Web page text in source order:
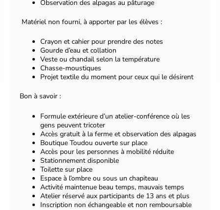
Observation des alpagas au pâturage
Matériel non fourni, à apporter par les élèves :
Crayon et cahier pour prendre des notes
Gourde d’eau et collation
Veste ou chandail selon la température
Chasse-moustiques
Projet textile du moment pour ceux qui le désirent
Bon à savoir :
Formule extérieure d’un atelier-conférence où les
gens peuvent tricoter
Accès gratuit à la ferme et observation des alpagas
Boutique Toudou ouverte sur place
Accès pour les personnes à mobilité réduite
Stationnement disponible
Toilette sur place
Espace à l’ombre ou sous un chapiteau
Activité maintenue beau temps, mauvais temps
Atelier réservé aux participants de 13 ans et plus
Inscription non échangeable et non remboursable